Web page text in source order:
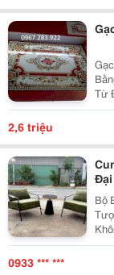
Từ
2,6 triệu
Đại
Bộ
0933 *** ***